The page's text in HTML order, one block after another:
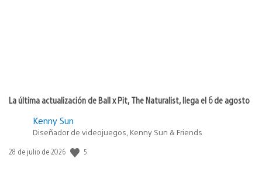
La última actualización de Ball x Pit, The Naturalist, llega el 6 de agosto
Kenny Sun
Diseñador de videojuegos, Kenny Sun & Friends
Fecha
28 de julio de 2026 5